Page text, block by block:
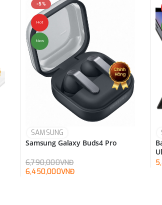
-5%
Hot
New
SAMSUNG
Samsung Galaxy Buds4 Pro
6,790,000VNĐ
6,450,000VNĐ